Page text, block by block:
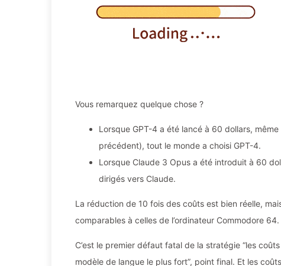
Vous remarquez quelque chose ?
Lorsque GPT-4 a été lancé à 60 dollars,
précédent), tout le monde a choisi GPT-4.
Lorsque Claude 3 Opus a été introduit à 60
dirigés vers Claude.
La réduction de 10 fois des coûts est bien réelle,
comparables à celles de l’ordinateur Commodore 64.
C’est le premier défaut fatal de la stratégie “les
modèle de langue le plus fort”, point final. Et les